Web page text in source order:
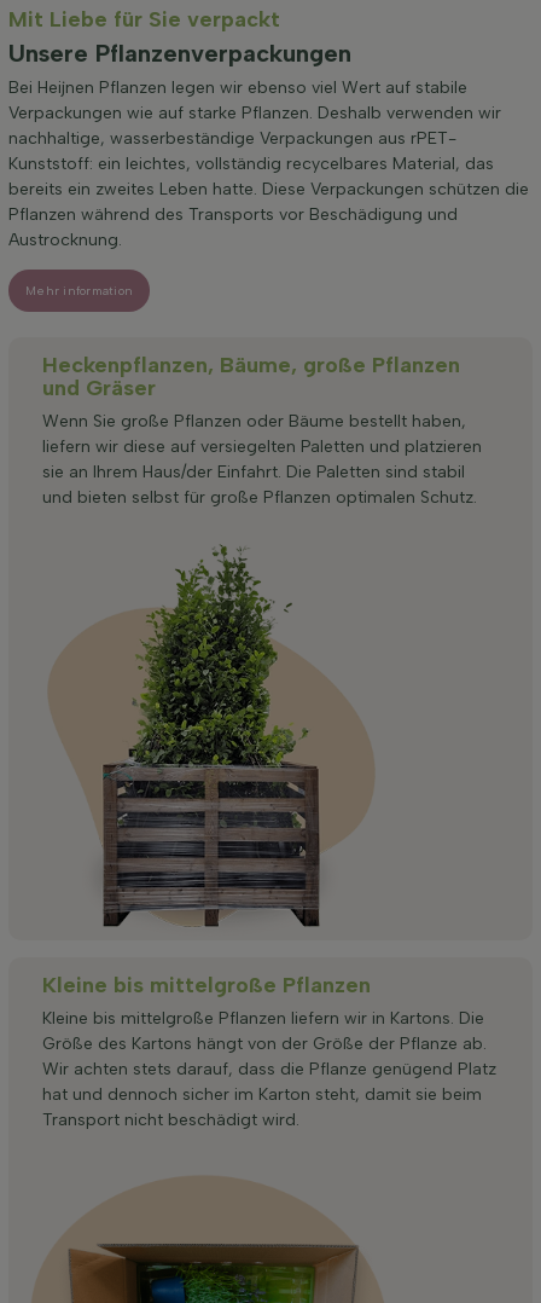
Mit Liebe für Sie verpackt
Unsere Pflanzenverpackungen
Bei Heijnen Pflanzen legen wir ebenso viel Wert auf stabile
Verpackungen wie auf starke Pflanzen. Deshalb verwenden wir
nachhaltige, wasserbeständige Verpackungen aus rPET-
Kunststoff: ein leichtes, vollständig recycelbares Material, das
bereits ein zweites Leben hatte. Diese Verpackungen schützen die
Pflanzen während des Transports vor Beschädigung und
Austrocknung.
Mehr information
Heckenpflanzen, Bäume, große Pflanzen
und Gräser
Wenn Sie große Pflanzen oder Bäume bestellt haben,
liefern wir diese auf versiegelten Paletten und platzieren
sie an Ihrem Haus/der Einfahrt. Die Paletten sind stabil
und bieten selbst für große Pflanzen optimalen Schutz.
Kleine bis mittelgroße Pflanzen
Kleine bis mittelgroße Pflanzen liefern wir in Kartons. Die
Größe des Kartons hängt von der Größe der Pflanze ab.
Wir achten stets darauf, dass die Pflanze genügend Platz
hat und dennoch sicher im Karton steht, damit sie beim
Transport nicht beschädigt wird.